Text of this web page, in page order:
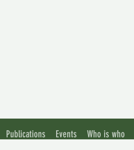
Publications Events Who is who